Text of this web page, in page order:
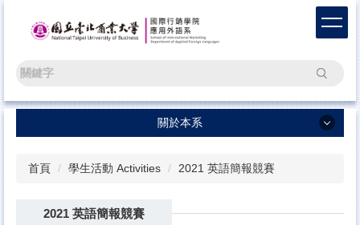
區
搜尋
關於本系
最新消息 News
首頁 學生活動 Activities 2021 英語簡報競賽
2021 英語簡報競賽